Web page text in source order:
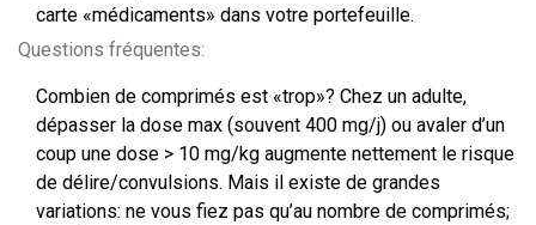
carte «médicaments» dans votre portefeuille.
Questions fréquentes:
Combien de comprimés est «trop»? Chez un adulte,
dépasser la dose max (souvent 400 mg/j) ou avaler d’un
coup une dose > 10 mg/kg augmente nettement le risque
de délire/convulsions. Mais il existe de grandes
variations: ne vous fiez pas qu’au nombre de comprimés;